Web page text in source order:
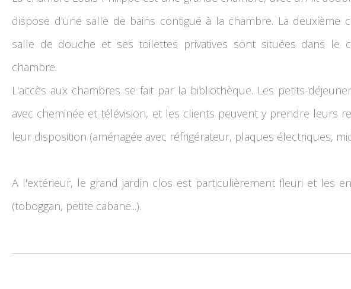
dispose d'une salle de bains contiguë à la chambre. La deuxième
salle de douche et ses toilettes privatives sont situées dans le
chambre.
L'accès aux chambres se fait par la bibliothèque. Les petits-
avec cheminée et télévision, et les clients peuvent y prendre leurs
leur disposition (aménagée avec réfrigérateur, plaques électriques,
A l'extérieur, le grand jardin clos est particulièrement fleuri et les
(toboggan, petite cabane...).